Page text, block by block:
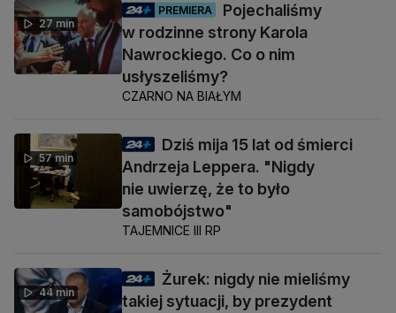
27 min
PREMIERA
Pojechaliśmy
w rodzinne strony Karola
Nawrockiego. Co o nim
usłyszeliśmy?
CZARNO NA BIAŁYM
57 min
Dziś mija 15 lat od śmierci
Andrzeja Leppera. "Nigdy
nie uwierzę, że to było
samobójstwo"
TAJEMNICE III RP
44 min
Żurek: nigdy nie mieliśmy
takiej sytuacji, by prezydent